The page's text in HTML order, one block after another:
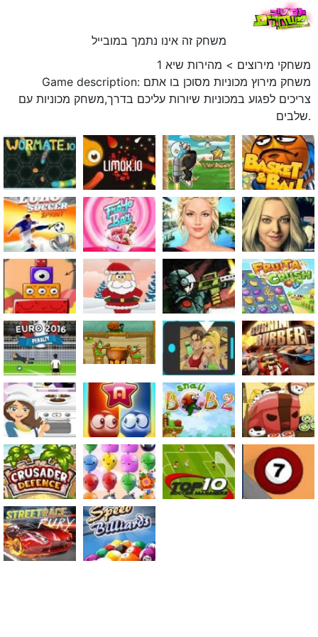
משחק זה אינו נתמך במובייל
משחקי מירוצים > מהירות שיא 1
Game description: משחק מירוץ מכוניות מסוכן בו אתם
צריכים לפגוע במכוניות שיורות עליכם בדרך,משחק מכוניות עם
שלבים.